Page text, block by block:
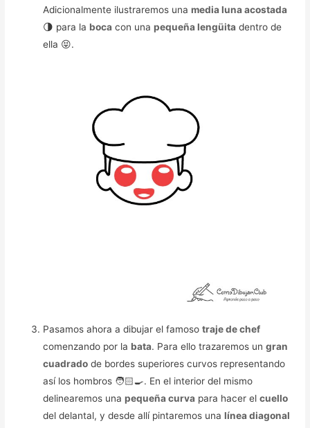
Adicionalmente ilustraremos unamedia luna acostada
🌗 para la boca con unapequeña lengüita dentro de
ella 😝.
Pasamos ahora a dibujar el famosotraje de chef
comenzando por la bata. Para ello trazaremos ungran
cuadrado de bordes superiores curvos representando
así los hombros 🧑🏻‍🍳. En el interior del mismo
delinearemos unapequeña curva para hacer elcuello
del delantal, y desde allí pintaremos unalínea diagonal